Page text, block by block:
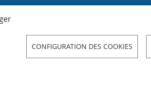
CONFIGURATION DES COOKIES